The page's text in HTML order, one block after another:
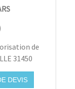
de
31450
DEVIS